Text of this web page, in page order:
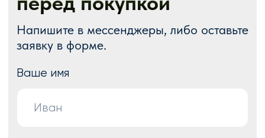
О нас
Портфолио
Блог
Акции
ГОТОВЫЕ РЕШЕНИЯ
Готовые многостраничные сайты